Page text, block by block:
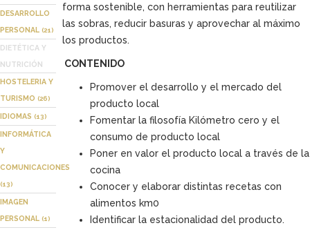
DESARROLLO
PERSONAL (21)
DIETÉTICA Y
NUTRICIÓN
HOSTELERIA Y
TURISMO (26)
IDIOMAS (13)
INFORMÁTICA
Y
COMUNICACIONES
(13)
IMAGEN
PERSONAL (1)
forma sostenible, con herramientas para reutilizar
las sobras, reducir basuras y aprovechar al máximo
los productos.
CONTENIDO
Promover el desarrollo y el mercado del
producto local
Fomentar la filosofía Kilómetro cero y el
consumo de producto local
Poner en valor el producto local a través de la
cocina
Conocer y elaborar distintas recetas con
alimentos km0
Identificar la estacionalidad del producto.